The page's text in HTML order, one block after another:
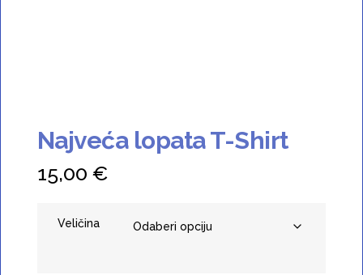
Najveća lopata T-Shirt
15,00 €
Veličina